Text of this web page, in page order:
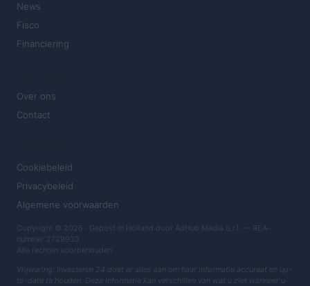
News
Fisco
Financiering
Over ons
Contact
Cookiebeleid
Privacybeleid
Algemene voorwaarden
Copyright © 2026 · Gepost in Holland door AdHub Media S.r.l. — REA-
nummer 2729933
Alle rechten voorbehouden
Vrijwaring: Investeren 24 doet er alles aan om haar informatie accuraat en up-
to-date te houden. Deze informatie kan verschillen van wat u ziet wanneer u